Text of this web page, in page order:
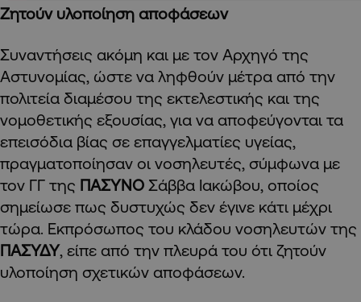
Ζητούν υλοποίηση αποφάσεων
Συναντήσεις ακόμη και με τον Αρχηγό της
Αστυνομίας, ώστε να ληφθούν μέτρα από την
πολιτεία διαμέσου της εκτελεστικής και της
νομοθετικής εξουσίας, για να αποφεύγονται τα
επεισόδια βίας σε επαγγελματίες υγείας,
πραγματοποίησαν οι νοσηλευτές, σύμφωνα με
τον ΓΓ της ΠΑΣΥΝΟ Σάββα Ιακώβου, οποίος
σημείωσε πως δυστυχώς δεν έγινε κάτι μέχρι
τώρα. Εκπρόσωπος του κλάδου νοσηλευτών της
ΠΑΣΥΔΥ, είπε από την πλευρά του ότι ζητούν
υλοποίηση σχετικών αποφάσεων.